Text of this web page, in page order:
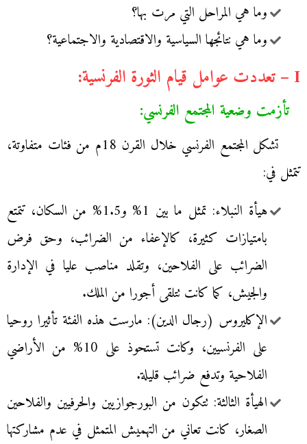
وما هي المراحل التي مرت بها؟
وما هي نتائجها السياسية والاقتصادية والاجتماعية؟
I – تعددت عوامل قيام الثورة الفرنسية:
تأزمت وضعية المجتمع الفرنسي:
تشكل المجتمع الفرنسي خلال القرن 18م من فئات متفاوتة،
تتمثل في:
هيأة النبلاء: تمثل ما بين 1% و1.5% من السكان، تتمتع
بامتيازات كثيرة، كالإعفاء من الضرائب، وحق فرض
الضرائب على الفلاحين، وتقلد مناصب عليا في الإدارة
والجيش، كما كانت تتلقى أجورا من الملك.
الإكليروس (رجال الدين): مارست هذه الفئة تأثيرا روحيا
على الفرنسيين، وكانت تستحوذ على 10% من الأراضي
الفلاحية وتدفع ضرائب قليلة.
الهيأة الثالثة: تتكون من البورجوازيين والحرفيين والفلاحين
الصغار، كانت تعاني من التهميش المتمثل في عدم مشاركتها